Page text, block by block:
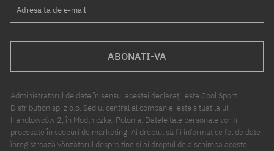
Adresa ta de e-mail
ABONATI-VA
Administratorul de date în sensul acestei declarații este Cool Sport
Distribution sp. z o.o. Sediul central al companiei este situat la ul.
Handlowców 2, în Modlniczka, Polonia. Datele tale personale vor fi
procesate în scopuri de marketing. Ai dreptul să fii informat ce fel de date
înregistrează vânzătorul despre tine și ai dreptul de a schimba aceste